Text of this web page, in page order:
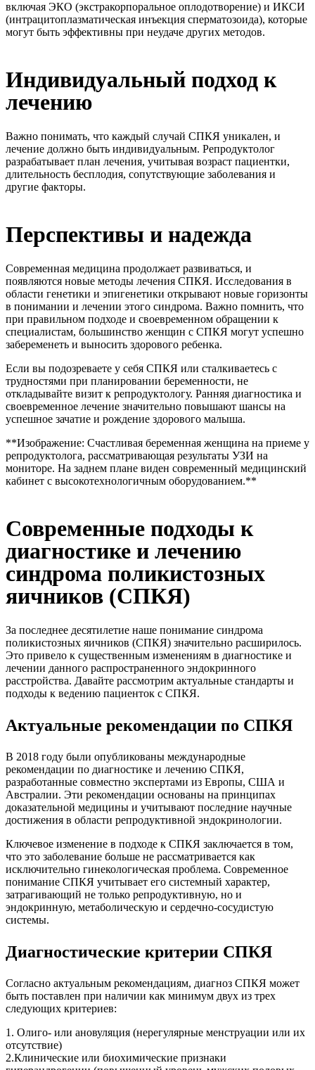
включая ЭКО (экстракорпоральное оплодотворение) и ИКСИ
(интрацитоплазматическая инъекция сперматозоида), которые
могут быть эффективны при неудаче других методов.
Индивидуальный подход к
лечению
Важно понимать, что каждый случай СПКЯ уникален, и
лечение должно быть индивидуальным. Репродуктолог
разрабатывает план лечения, учитывая возраст пациентки,
длительность бесплодия, сопутствующие заболевания и
другие факторы.
Перспективы и надежда
Современная медицина продолжает развиваться, и
появляются новые методы лечения СПКЯ. Исследования в
области генетики и эпигенетики открывают новые горизонты
в понимании и лечении этого синдрома. Важно помнить, что
при правильном подходе и своевременном обращении к
специалистам, большинство женщин с СПКЯ могут успешно
забеременеть и выносить здорового ребенка.
Если вы подозреваете у себя СПКЯ или сталкиваетесь с
трудностями при планировании беременности, не
откладывайте визит к репродуктологу. Ранняя диагностика и
своевременное лечение значительно повышают шансы на
успешное зачатие и рождение здорового малыша.
**Изображение: Счастливая беременная женщина на приеме у
репродуктолога, рассматривающая результаты УЗИ на
мониторе. На заднем плане виден современный медицинский
кабинет с высокотехнологичным оборудованием.**
Современные подходы к
диагностике и лечению
синдрома поликистозных
яичников (СПКЯ)
За последнее десятилетие наше понимание синдрома
поликистозных яичников (СПКЯ) значительно расширилось.
Это привело к существенным изменениям в диагностике и
лечении данного распространенного эндокринного
расстройства. Давайте рассмотрим актуальные стандарты и
подходы к ведению пациенток с СПКЯ.
Актуальные рекомендации по СПКЯ
В 2018 году были опубликованы международные
рекомендации по диагностике и лечению СПКЯ,
разработанные совместно экспертами из Европы, США и
Австралии. Эти рекомендации основаны на принципах
доказательной медицины и учитывают последние научные
достижения в области репродуктивной эндокринологии.
Ключевое изменение в подходе к СПКЯ заключается в том,
что это заболевание больше не рассматривается как
исключительно гинекологическая проблема. Современное
понимание СПКЯ учитывает его системный характер,
затрагивающий не только репродуктивную, но и
эндокринную, метаболическую и сердечно-сосудистую
системы.
Диагностические критерии СПКЯ
Согласно актуальным рекомендациям, диагноз СПКЯ может
быть поставлен при наличии как минимум двух из трех
следующих критериев:
1. Олиго- или ановуляция (нерегулярные менструации или их
отсутствие)
2.Клинические или биохимические признаки